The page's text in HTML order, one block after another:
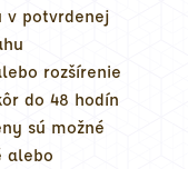
v potvrdenej
rozšírenie
do 48 hodín
sú možné
alebo